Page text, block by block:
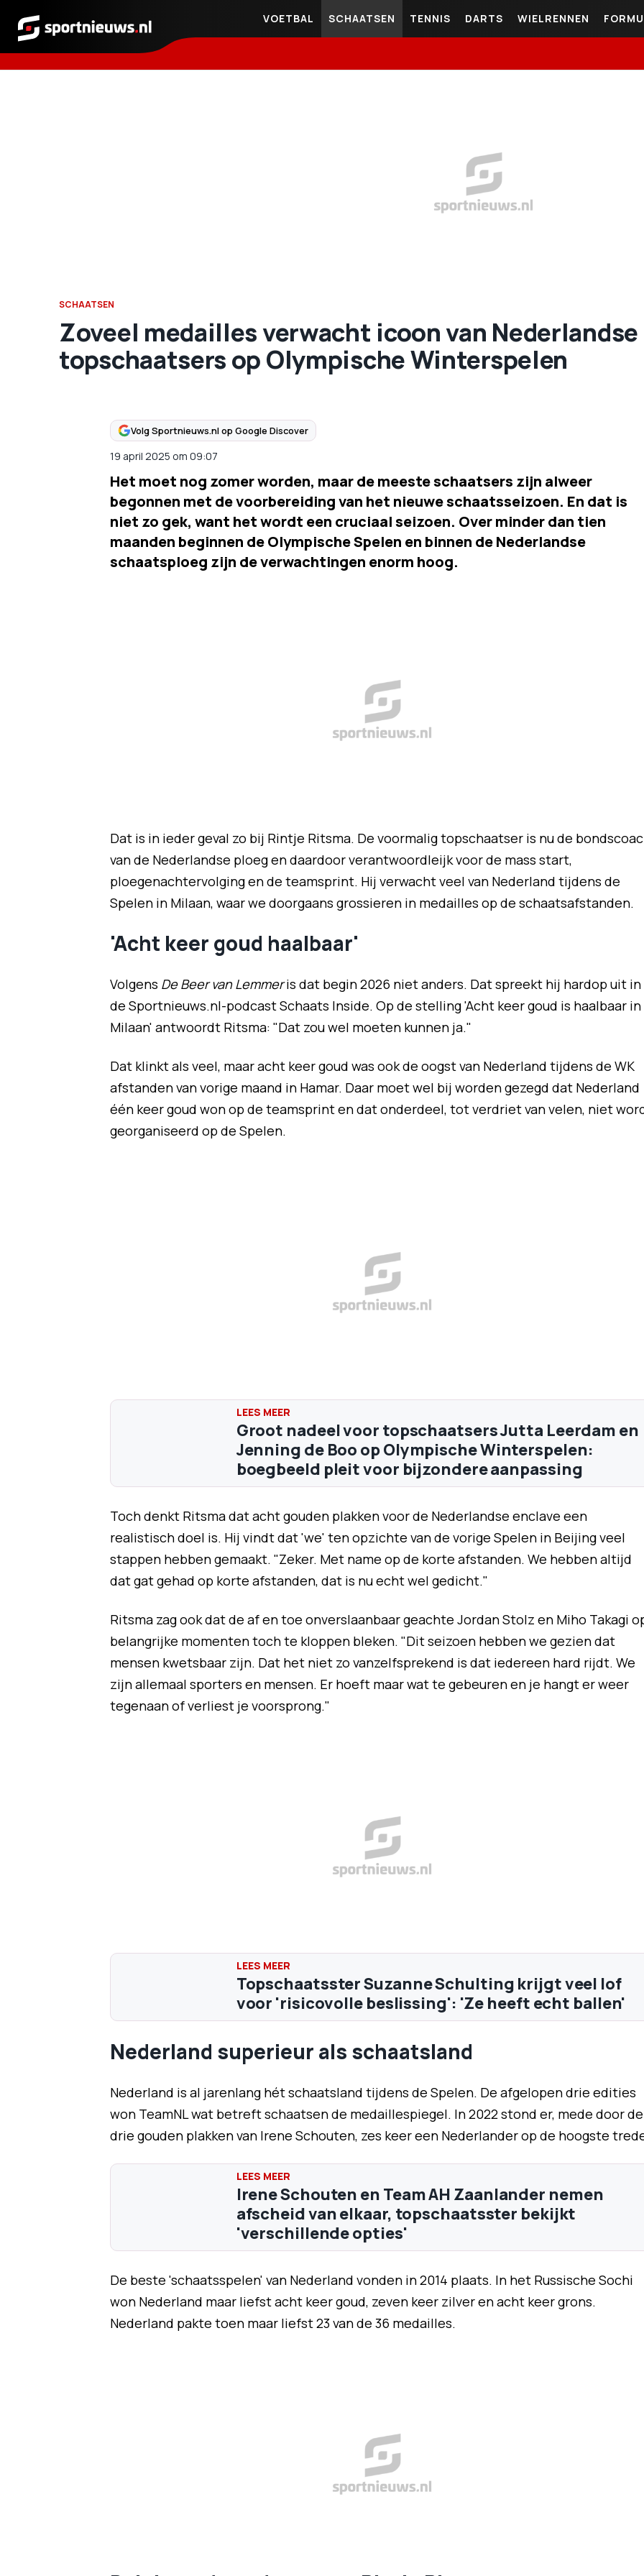
Sportnieuws.nl
VOETBAL SCHAATSEN TENNIS DARTS WIELRENNEN
SCHAATSEN
Zoveel medailles verwacht icoon van Nederlandse
topschaatsers op Olympische Winterspelen
Volg Sportnieuws.nl op Google Discover
19 april 2025 om 09:07
Het moet nog zomer worden, maar de meeste schaatsers zijn alweer
begonnen met de voorbereiding van het nieuwe schaatsseizoen. En dat is
niet zo gek, want het wordt een cruciaal seizoen. Over minder dan tien
maanden beginnen de Olympische Spelen en binnen de Nederlandse
schaatsploeg zijn de verwachtingen enorm hoog.
Dat is in ieder geval zo bij Rintje Ritsma. De voormalig topschaatser is nu de
van de Nederlandse ploeg en daardoor verantwoordleijk voor de mass start,
ploegenachtervolging en de teamsprint. Hij verwacht veel van Nederland tijdens de
Spelen in Milaan, waar we doorgaans grossieren in medailles op de schaatsafstanden.
'Acht keer goud haalbaar'
Volgens De Beer van Lemmeris dat begin 2026 niet anders. Dat spreekt hij hardop uit in
de Sportnieuws.nl-podcast Schaats Inside. Op de stelling 'Acht keer goud is haalbaar in
Milaan' antwoordt Ritsma: "Dat zou wel moeten kunnen ja."
Dat klinkt als veel, maar acht keer goud was ook de oogst van Nederland tijdens de WK
afstanden van vorige maand in Hamar. Daar moet wel bij worden gezegd dat Nederland
één keer goud won op de teamsprint en dat onderdeel, tot verdriet van velen, niet
georganiseerd op de Spelen.
Groot nadeel voor topschaatsers Jutta Leerdam en
Jenning de Boo op Olympische Winterspelen:
boegbeeld pleit voor bijzondere aanpassing
Toch denkt Ritsma dat acht gouden plakken voor de Nederlandse enclave een
realistisch doel is. Hij vindt dat 'we' ten opzichte van de vorige Spelen in Beijing veel
stappen hebben gemaakt. "Zeker. Met name op de korte afstanden. We hebben altijd
dat gat gehad op korte afstanden, dat is nu echt wel gedicht."
Ritsma zag ook dat de af en toe onverslaanbaar geachte Jordan Stolz en Miho Takagi
belangrijke momenten toch te kloppen bleken. "Dit seizoen hebben we gezien dat
mensen kwetsbaar zijn. Dat het niet zo vanzelfsprekend is dat iedereen hard rijdt. We
zijn allemaal sporters en mensen. Er hoeft maar wat te gebeuren en je hangt er weer
tegenaan of verliest je voorsprong."
Topschaatsster Suzanne Schulting krijgt veel lof
voor 'risicovolle beslissing': 'Ze heeft echt ballen'
Nederland superieur als schaatsland
Nederland is al jarenlang hét schaatsland tijdens de Spelen. De afgelopen drie edities
won TeamNL wat betreft schaatsen de medaillespiegel. In 2022 stond er, mede door de
drie gouden plakken van Irene Schouten, zes keer een Nederlander op de hoogste
Irene Schouten en Team AH Zaanlander nemen
afscheid van elkaar, topschaatsster bekijkt
'verschillende opties'
De beste 'schaatsspelen' van Nederland vonden in 2014 plaats. In het Russische Sochi
won Nederland maar liefst acht keer goud, zeven keer zilver en acht keer grons.
Nederland pakte toen maar liefst 23 van de 36 medailles.